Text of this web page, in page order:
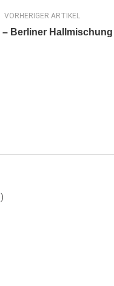
VORHERIGER ARTIKEL
– Berliner Hallmischung